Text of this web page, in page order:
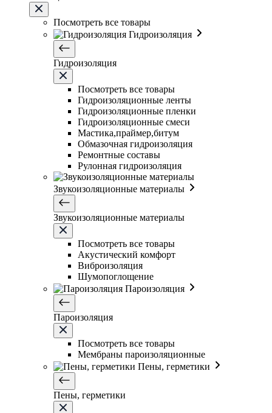
Посмотреть все товары
Гидроизоляция
Гидроизоляция
Посмотреть все товары
Гидроизоляционные ленты
Гидроизоляционные пленки
Гидроизоляционные смеси
Мастика,праймер,битум
Обмазочная гидроизоляция
Ремонтные составы
Рулонная гидроизоляция
Звукоизоляционные материалы
Звукоизоляционные материалы
Посмотреть все товары
Акустический комфорт
Виброизоляция
Шумопоглощение
Пароизоляция
Пароизоляция
Посмотреть все товары
Мембраны пароизоляционные
Пены, герметики
Пены, герметики